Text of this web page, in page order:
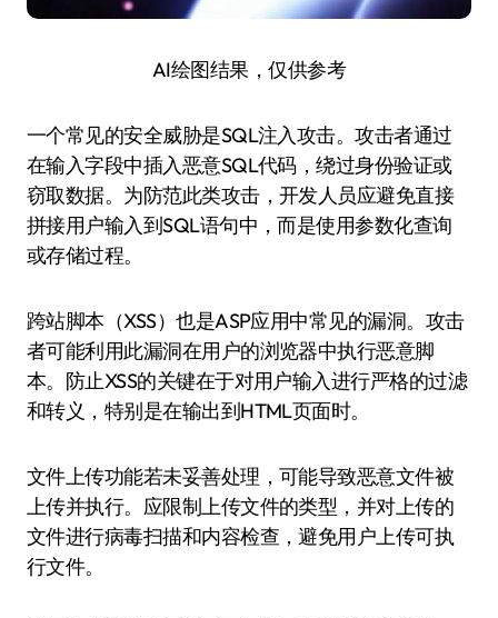
AI绘图结果，仅供参考
一个常见的安全威胁是SQL注入攻击。攻击者通过
在输入字段中插入恶意SQL代码，绕过身份验证或
窃取数据。为防范此类攻击，开发人员应避免直接
拼接用户输入到SQL语句中，而是使用参数化查询
或存储过程。
跨站脚本（XSS）也是ASP应用中常见的漏洞。攻击
者可能利用此漏洞在用户的浏览器中执行恶意脚
本。防止XSS的关键在于对用户输入进行严格的过滤
和转义，特别是在输出到HTML页面时。
文件上传功能若未妥善处理，可能导致恶意文件被
上传并执行。应限制上传文件的类型，并对上传的
文件进行病毒扫描和内容检查，避免用户上传可执
行文件。